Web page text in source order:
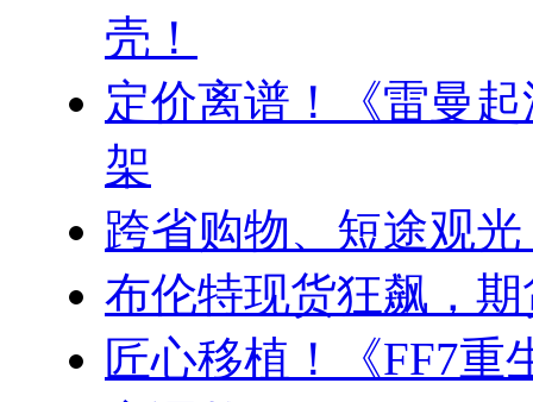
壳！
定价离谱！《雷曼
架
跨省购物、短途观
布伦特现货狂飙，
匠心移植！《FF7重